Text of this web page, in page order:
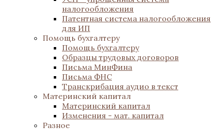
налогообложения
Патентная система налогообложения
для ИП
Помощь бухгалтеру
Помощь бухгалтеру
Образцы трудовых договоров
Письма МинФина
Письма ФНС
Транскрибация аудио в текст
Материнский капитал
Материнский капитал
Изменения - мат. капитал
Разное